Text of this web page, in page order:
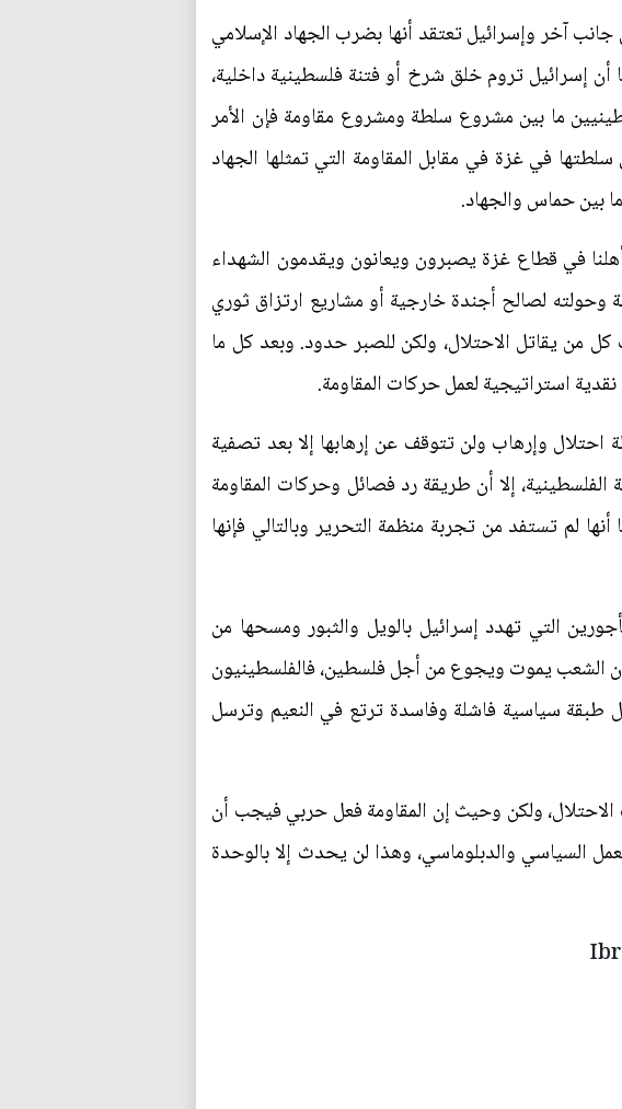
آخر وإسرائيل تعتقد أنها بضرب الجهاد الإسلامي
أن إسرائيل تروم خلق شرخ أو فتنة فلسطينية داخلية،
ما بين مشروع سلطة ومشروع مقاومة فإن الأمر
في غزة في مقابل المقاومة التي تمثلها الجهاد
بين حماس والجهاد.
في قطاع غزة يصبرون ويعانون ويقدمون الشهداء
لصالح أجندة خارجية أو مشاريع ارتزاق ثوري
من يقاتل الاحتلال، ولكن للصبر حدود. وبعد كل ما
استراتيجية لعمل حركات المقاومة.
احتلال وإرهاب ولن تتوقف عن إرهابها إلا بعد تصفية
إلا أن طريقة رد فصائل وحركات المقاومة
لم تستفد من تجربة منظمة التحرير وبالتالي فإنها
التي تهدد إسرائيل بالويل والثبور ومسحها من
الشعب يموت ويجوع من أجل فلسطين، فالفلسطينيون
سياسية فاشلة وفاسدة ترتع في النعيم وترسل
الاحتلال، ولكن وحيث إن المقاومة فعل حربي فيجب أن
السياسي والدبلوماسي، وهذا لن يحدث إلا بالوحدة